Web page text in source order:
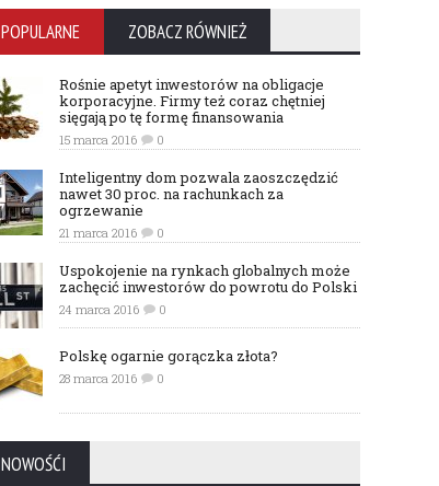
POPULARNE ZOBACZ RÓWNIEŻ
Rośnie apetyt inwestorów na obligacje
korporacyjne. Firmy też coraz chętniej
sięgają po tę formę finansowania
15 marca 2016 0
Inteligentny dom pozwala zaoszczędzić
nawet 30 proc. na rachunkach za
ogrzewanie
21 marca 2016 0
Uspokojenie na rynkach globalnych może
zachęcić inwestorów do powrotu do Polski
24 marca 2016 0
Polskę ogarnie gorączka złota?
28 marca 2016 0
NOWOŚĆI